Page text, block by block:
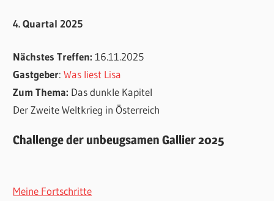
4. Quartal 2025
Nächstes Treffen:16.11.2025
Gastgeber:Was liest Lisa
Zum Thema: Das dunkle Kapitel
Der Zweite Weltkrieg in Österreich
Challenge der unbeugsamen Gallier 2025
Meine Fortschritte